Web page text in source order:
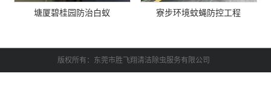
塘厦碧桂园防治白蚁 寮步环境蚊蝇防控工程
版权所有：东莞市胜飞翔清洁除虫服务有限公司